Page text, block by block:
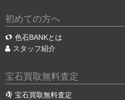
初めての方へ
色石BANKとは
スタッフ紹介
宝石買取無料査定
宝石買取無料査定